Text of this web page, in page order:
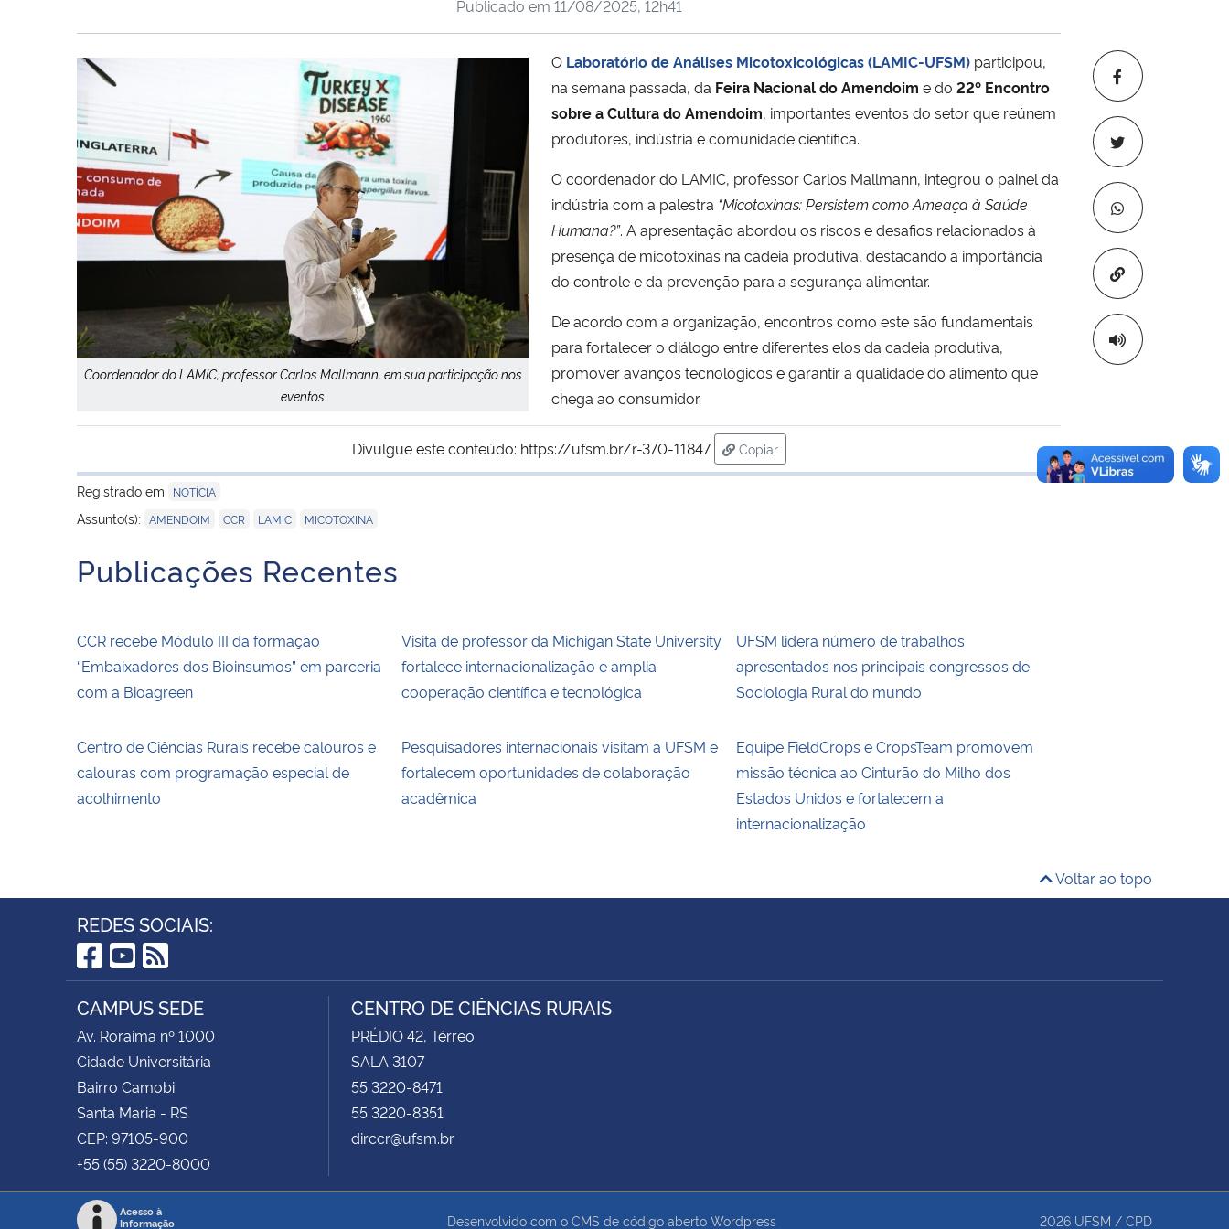
Copiar para
Publicado em 11/08/2025, 12h41
Coordenador do LAMIC, professor Carlos Mallmann, em sua participação nos
eventos
O Laboratório de Análises Micotoxicológicas (LAMIC-UFSM) participou,
na semana passada, da Feira Nacional do Amendoim e do 22º Encontro
sobre a Cultura do Amendoim, importantes eventos do setor que reúnem
produtores, indústria e comunidade científica.
O coordenador do LAMIC, professor Carlos Mallmann, integrou o painel da
indústria com a palestra “Micotoxinas: Persistem como Ameaça à Saúde
Humana?”. A apresentação abordou os riscos e desafios relacionados à
presença de micotoxinas na cadeia produtiva, destacando a importância
do controle e da prevenção para a segurança alimentar.
De acordo com a organização, encontros como este são fundamentais
para fortalecer o diálogo entre diferentes elos da cadeia produtiva,
promover avanços tecnológicos e garantir a qualidade do alimento que
chega ao consumidor.
Divulgue este conteúdo: https://ufsm.br/r-370-11847
Copiar
para área de transferência
Registrado em
NOTÍCIA
Assunto(s): AMENDOIM CCR LAMIC MICOTOXINA
Publicações Recentes
CCR recebe Módulo III da formação
“Embaixadores dos Bioinsumos” em parceria
com a Bioagreen
Visita de professor da Michigan State University
fortalece internacionalização e amplia
cooperação científica e tecnológica
UFSM lidera número de trabalhos
apresentados nos principais congressos de
Sociologia Rural do mundo
Centro de Ciências Rurais recebe calouros e
calouras com programação especial de
acolhimento
Pesquisadores internacionais visitam a UFSM e
fortalecem oportunidades de colaboração
acadêmica
Equipe FieldCrops e CropsTeam promovem
missão técnica ao Cinturão do Milho dos
Estados Unidos e fortalecem a
internacionalização
Voltar ao topo
REDES SOCIAIS:
Facebook
YouTube
RSS
CAMPUS SEDE
Av. Roraima nº 1000
Cidade Universitária
Bairro Camobi
Santa Maria - RS
CEP: 97105-900
+55 (55) 3220-8000
CENTRO DE CIÊNCIAS RURAIS
PRÉDIO 42, Térreo
SALA 3107
55 3220-8471
55 3220-8351
dirccr@ufsm.br
Acesso à
Informação
Desenvolvido com o CMS de código aberto Wordpress 2026 UFSM / CPD